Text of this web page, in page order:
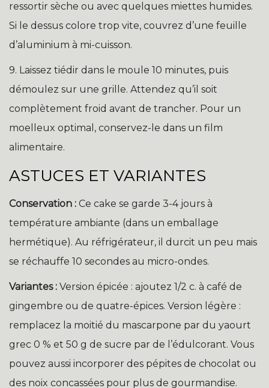
ressortir sèche ou avec quelques miettes humides.
Si le dessus colore trop vite, couvrez d’une feuille
d’aluminium à mi-cuisson.
9. Laissez tiédir dans le moule 10 minutes, puis
démoulez sur une grille. Attendez qu’il soit
complètement froid avant de trancher. Pour un
moelleux optimal, conservez-le dans un film
alimentaire.
ASTUCES ET VARIANTES
Conservation : Ce cake se garde 3-4 jours à
température ambiante (dans un emballage
hermétique). Au réfrigérateur, il durcit un peu mais
se réchauffe 10 secondes au micro-ondes.
Variantes : Version épicée : ajoutez 1/2 c. à café de
gingembre ou de quatre-épices. Version légère :
remplacez la moitié du mascarpone par du yaourt
grec 0 % et 50 g de sucre par de l’édulcorant. Vous
pouvez aussi incorporer des pépites de chocolat ou
des noix concassées pour plus de gourmandise.